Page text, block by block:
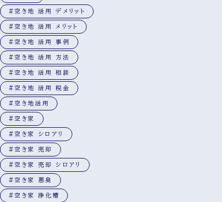
#空き地 活用 デメリット
#空き地 活用 メリット
#空き地 活用 事例
#空き地 活用 方法
#空き地 活用 相談
#空き地 活用 税金
#空き地活用
#空き家
#空き家 シロアリ
#空き家 売却
#空き家 売却 シロアリ
#空き家 悪臭
#空き家 浄化槽